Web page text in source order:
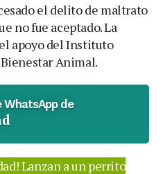
el delito de maltrato
no fue aceptado. La
apoyo del Instituto
Animal.
WhatsApp de
Lanzan a un perrito